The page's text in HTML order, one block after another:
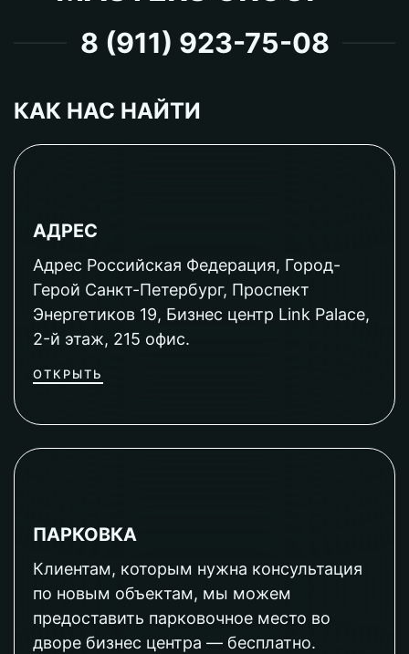
8 (911) 923-75-08
КАК НАС НАЙТИ
АДРЕС
Адрес Российская Федерация, Город-
Герой Санкт-Петербург, Проспект
Энергетиков 19, Бизнес центр Link Palace,
2-й этаж, 215 офис.
ОТКРЫТЬ
ПАРКОВКА
Клиентам, которым нужна консультация
по новым объектам, мы можем
предоставить парковочное место во
дворе бизнес центра — бесплатно.